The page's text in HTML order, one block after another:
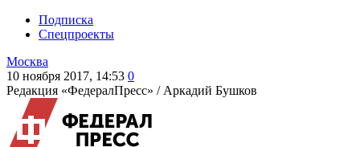
Подписка
Спецпроекты
Москва
10 ноября 2017, 14:53 0
Редакция «ФедералПресс» / Аркадий Бушков